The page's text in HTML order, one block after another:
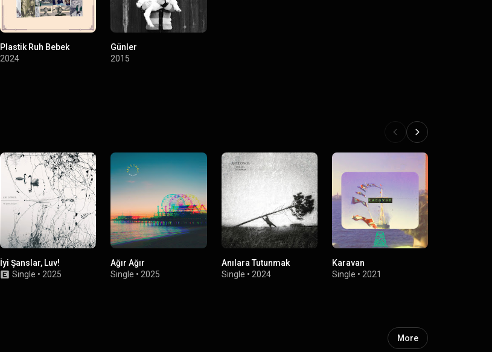
Plastik Ruh Bebek
2024
Günler
2015
İyi Şanslar, Luv!
Single •2025
Ağır Ağır
Single •2025
Anılara Tutunmak
Single • 2024
Karavan
Single • 2021
More